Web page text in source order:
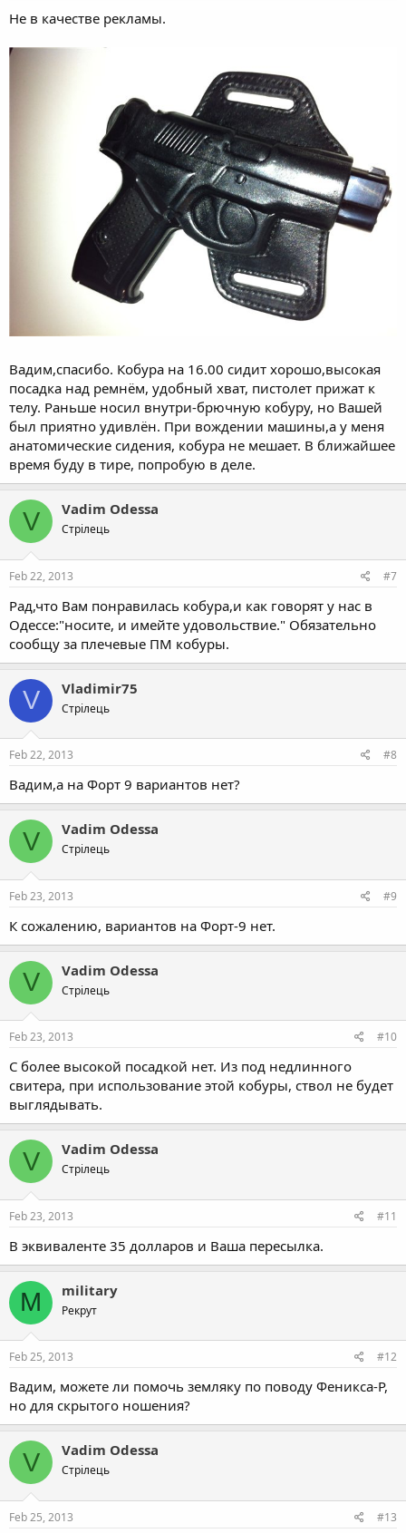
Не в качестве рекламы.
Вадим,спасибо. Кобура на 16.00 сидит хорошо,высокая
посадка над ремнём, удобный хват, пистолет прижат к
телу. Раньше носил внутри-брючную кобуру, но Вашей
был приятно удивлён. При вождении машины,а у меня
анатомические сидения, кобура не мешает. В ближайшее
время буду в тире, попробую в деле.
V Vadim Odessa
Стрілець
Feb 22, 2013 #7
Рад,что Вам понравилась кобура,и как говорят у нас в
Одессе:"носите, и имейте удовольствие." Обязательно
сообщу за плечевые ПМ кобуры.
V Vladimir75
Стрілець
Feb 22, 2013 #8
Вадим,а на Форт 9 вариантов нет?
V Vadim Odessa
Стрілець
Feb 23, 2013 #9
К сожалению, вариантов на Форт-9 нет.
V Vadim Odessa
Стрілець
Feb 23, 2013 #10
С более высокой посадкой нет. Из под недлинного
свитера, при использование этой кобуры, ствол не будет
выглядывать.
V Vadim Odessa
Стрілець
Feb 23, 2013 #11
В эквиваленте 35 долларов и Ваша пересылка.
M military
Рекрут
Feb 25, 2013 #12
Вадим, можете ли помочь земляку по поводу Феникса-Р,
но для скрытого ношения?
V Vadim Odessa
Стрілець
Feb 25, 2013 #13